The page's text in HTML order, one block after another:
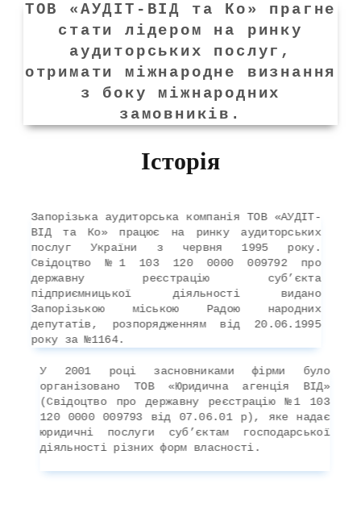
ТОВ «АУДІТ-ВІД та Ко» прагне
стати лідером на ринку
аудиторських послуг,
отримати міжнародне визнання
з боку міжнародних
замовників.
Історія
Запорізька аудиторська компанія ТОВ «АУДІТ-
ВІД та Ко» працює на ринку аудиторських
послуг України з червня 1995 року.
Свідоцтво №1 103 120 0000 009792 про
державну реєстрацію суб’єкта
підприємницької діяльності видано
Запорізькою міською Радою народних
депутатів, розпорядженням від 20.06.1995
року за №1164.
У 2001 році засновниками фірми було
організовано ТОВ «Юридична агенція ВІД»
(Свідоцтво про державну реєстрацію №1 103
120 0000 009793 від 07.06.01 р), яке надає
юридичні послуги суб’єктам господарської
діяльності різних форм власності.